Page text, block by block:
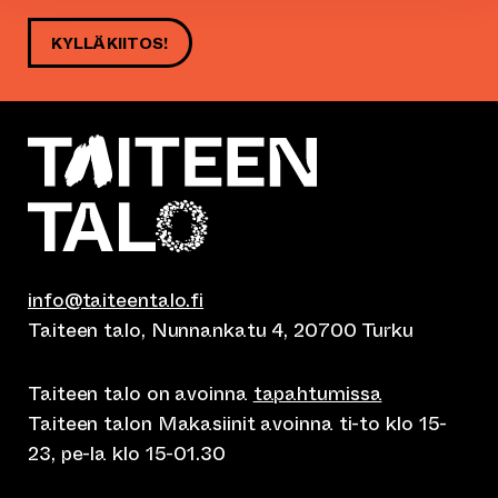
KYLLÄ KIITOS!
info@taiteentalo.fi
Taiteen talo, Nunnankatu 4, 20700 Turku
Taiteen talo on avoinnatapahtumissa
Taiteen talon Makasiinit avoinna ti-to klo 15-
23, pe-la klo 15-01.30